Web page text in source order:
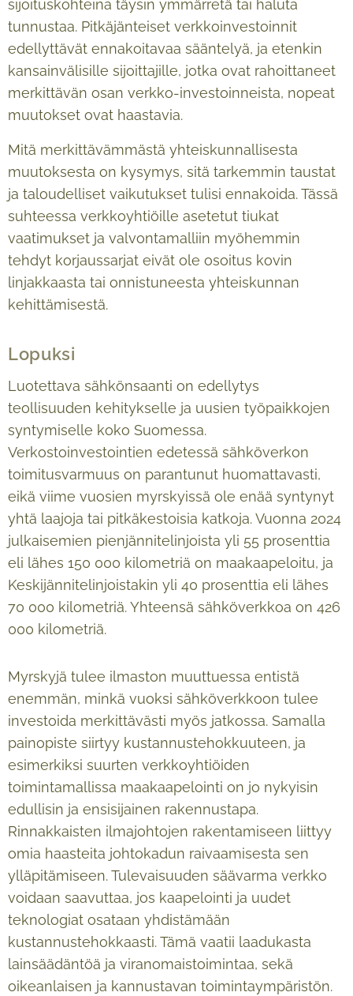
sijoituskohteina täysin ymmärretä tai haluta
tunnustaa. Pitkäjänteiset verkko­investoinnit
edellyttävät ennakoitavaa sääntelyä, ja etenkin
kansainvälisille sijoittajille, jotka ovat rahoittaneet
merkittävän osan verkko-investoinneista, nopeat
muutokset ovat haastavia.
Mitä merkittävämmästä yhteiskunnallisesta
muutoksesta on kysymys, sitä tarkemmin taustat
ja taloudelliset vaikutukset tulisi ennakoida. Tässä
suhteessa verkkoyhtiöille asetetut tiukat
vaatimukset ja valvontamalliin myöhemmin
tehdyt korjaussarjat eivät ole osoitus kovin
linjakkaasta tai onnistuneesta yhteiskunnan
kehittämisestä.
Lopuksi
Luotettava sähkönsaanti on edellytys
teollisuuden kehitykselle ja uusien työpaikkojen
syntymiselle koko Suomessa.
Verkostoinvestointien edetessä sähköverkon
toimitusvarmuus on parantunut huomattavasti,
eikä viime vuosien myrskyissä ole enää syntynyt
yhtä laajoja tai pitkäkestoisia katkoja. Vuonna 2024
julkaisemien pienjännitelinjoista yli 55 prosenttia
eli lähes 150 000 kilometriä on maakaapeloitu, ja
Keskijännitelinjoistakin yli 40 prosenttia eli lähes
70 000 kilometriä. Yhteensä sähköverkkoa on 426
000 kilometriä.
Myrskyjä tulee ilmaston muuttuessa entistä
enemmän, minkä vuoksi sähköverkkoon tulee
investoida merkittävästi myös jatkossa. Samalla
painopiste siirtyy kustannustehokkuuteen, ja
esimerkiksi suurten verkkoyhtiöiden
toimintamallissa maakaapelointi on jo nykyisin
edullisin ja ensisijainen rakennustapa.
Rinnakkaisten ilmajohtojen rakentamiseen liittyy
omia haasteita johtokadun raivaamisesta sen
ylläpitämiseen. Tulevaisuuden säävarma verkko
voidaan saavuttaa, jos kaapelointi ja uudet
teknologiat osataan yhdistämään
kustannustehokkaasti. Tämä vaatii laadukasta
lainsäädäntöä ja viranomaistoimintaa, sekä
oikeanlaisen ja kannustavan toimintaympäristön.